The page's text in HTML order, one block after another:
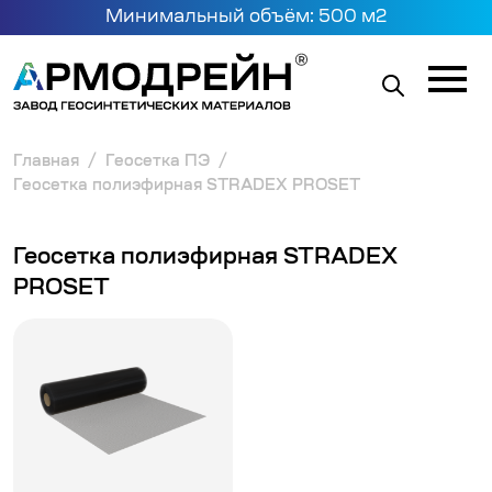
Главная
Геосетка ПЭ
Геосетка полиэфирная STRADEX PROSET
Геосетка полиэфирная STRADEX
PROSET
Минимальный объём: 500 м2